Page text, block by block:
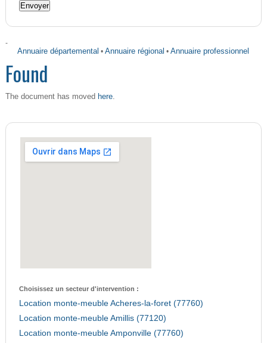
-
Annuaire départemental •Annuaire régional •Annuaire professionnel
Found
The document has moved here.
Choisissez un secteur d'intervention :
Location monte-meuble Acheres-la-foret (77760)
Location monte-meuble Amillis (77120)
Location monte-meuble Amponville (77760)